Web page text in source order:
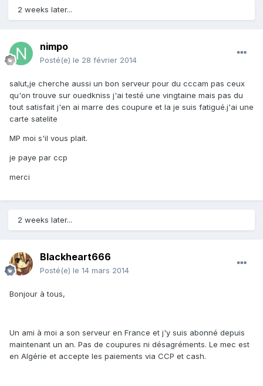
2 weeks later...
nimpo
Posté(e) le 28 février 2014
salut,je cherche aussi un bon serveur pour du cccam pas ceux
qu'on trouve sur ouedkniss j'ai testé une vingtaine mais pas du
tout satisfait j'en ai marre des coupure et la je suis fatigué.j'ai une
carte satelite
MP moi s'il vous plait.
je paye par ccp
merci
2 weeks later...
Blackheart666
Posté(e) le 14 mars 2014
Bonjour à tous,
Un ami à moi a son serveur en France et j'y suis abonné depuis
maintenant un an. Pas de coupures ni désagréments. Le mec est
en Algérie et accepte les paiements via CCP et cash.